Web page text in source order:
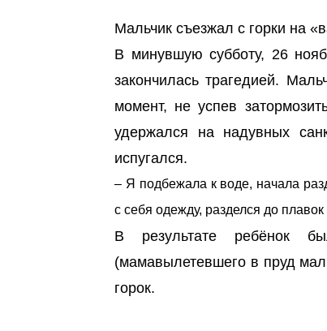
Мальчик съезжал с горки на
В минувшую субботу, 26
закончилась трагедией.
момент, не успев
удержался на надувных
испугался.
– Я подбежала к воде, начала
с себя одежду, разделся до
В результате ребёнок
(мамавылетевшего в пруд
горок.